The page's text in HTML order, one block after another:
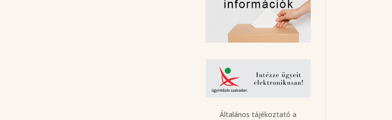
Általános tájékoztató a